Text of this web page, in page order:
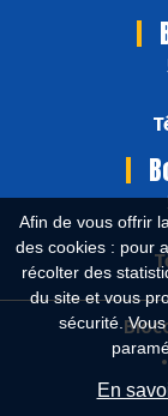
Afin de vous offrir
des cookies : pour
récolter des
du site et vous
sécurité.
En